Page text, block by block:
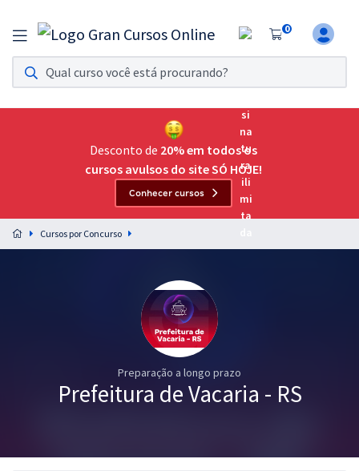
0
Assinatura Ilimitada 11
Acesso a todos os cursos. Teste grátis por 7 dias!
Assinatura OAB Até Passar
Acesso ilimitado a toda preparação para o Exame da
Preparação completa e intensiva para as principais
residências em saúde do Brasil
Graduação
Desconto de 20% em todos os
cursos avulsos do site SÓ HOJE!
Conhecer cursos
Cursos por Concurso
Preparação a longo prazo
Prefeitura de Vacaria - RS